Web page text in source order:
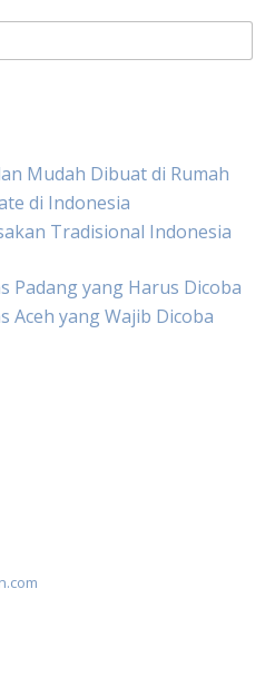
Mudah Dibuat di Rumah
di Indonesia
Tradisional Indonesia
Padang yang Harus Dicoba
Aceh yang Wajib Dicoba